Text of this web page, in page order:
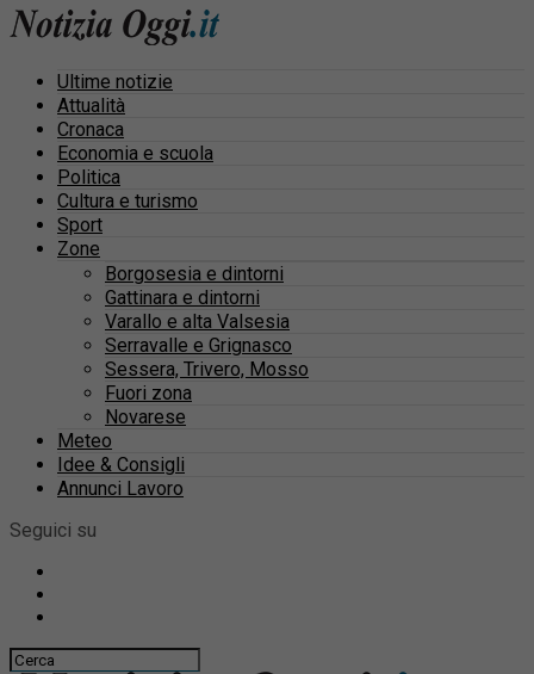
Ultime notizie
Attualità
Cronaca
Economia e scuola
Politica
Cultura e turismo
Sport
Zone
Borgosesia e dintorni
Gattinara e dintorni
Varallo e alta Valsesia
Serravalle e Grignasco
Sessera, Trivero, Mosso
Fuori zona
Novarese
Meteo
Idee & Consigli
Annunci Lavoro
Seguici su